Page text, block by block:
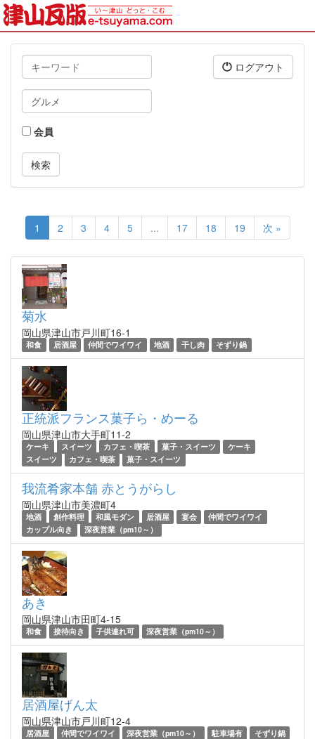
キ
ー
ワ
ド
タ
グ
会員
ログアウト
1 2 3 4 5 ... 17 18 19 次 »
菊水
岡山県津山市戸川町16-1
和食 居酒屋 仲間でワイワイ 地酒 干し肉 そずり鍋
正統派フランス菓子ら・めーる
岡山県津山市大手町11-2
ケーキ スイーツ カフェ・喫茶 菓子・スイーツ
ケーキ
スイーツ
カフェ・喫茶 菓子・スイーツ
我流肴家本舗 赤とうがらし
岡山県津山市美濃町4
地酒 創作料理 和風モダン 居酒屋 宴会
仲間でワイワイ
カップル向き
深夜営業（pm10～）
あき
岡山県津山市田町4-15
和食 接待向き 子供連れ可 深夜営業（pm10～）
居酒屋げん太
岡山県津山市戸川町12-4
居酒屋 仲間でワイワイ 深夜営業（pm10～） 駐車場有
そずり鍋